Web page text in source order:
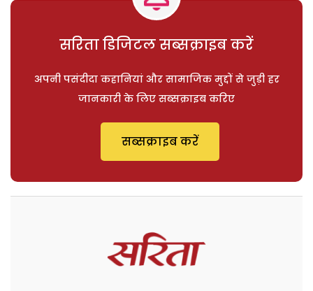
सरिता डिजिटल सब्सक्राइब करें
अपनी पसंदीदा कहानियां और सामाजिक मुद्दों से जुड़ी हर
जानकारी के लिए सब्सक्राइब करिए
सब्सक्राइब करें